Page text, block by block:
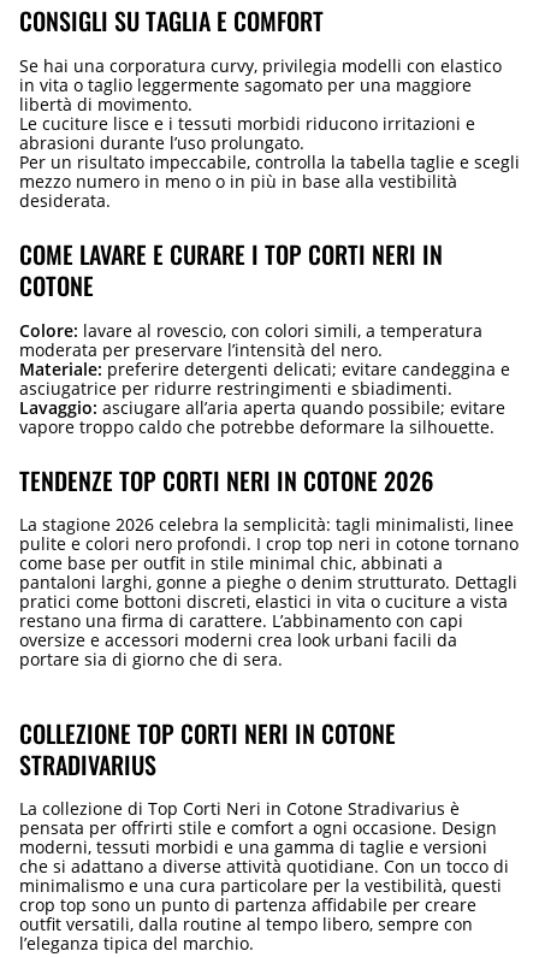
CONSIGLI SU TAGLIA E COMFORT
Se hai una corporatura curvy, privilegia modelli con elastico
in vita o taglio leggermente sagomato per una maggiore
libertà di movimento.
Le cuciture lisce e i tessuti morbidi riducono irritazioni e
abrasioni durante l’uso prolungato.
Per un risultato impeccabile, controlla la tabella taglie e scegli
mezzo numero in meno o in più in base alla vestibilità
desiderata.
COME LAVARE E CURARE I TOP CORTI NERI IN
COTONE
Colore: lavare al rovescio, con colori simili, a temperatura
moderata per preservare l’intensità del nero.
Materiale: preferire detergenti delicati; evitare candeggina e
asciugatrice per ridurre restringimenti e sbiadimenti.
Lavaggio: asciugare all’aria aperta quando possibile; evitare
vapore troppo caldo che potrebbe deformare la silhouette.
TENDENZE TOP CORTI NERI IN COTONE 2026
La stagione 2026 celebra la semplicità: tagli minimalisti, linee
pulite e colori nero profondi. I crop top neri in cotone tornano
come base per outfit in stile minimal chic, abbinati a
pantaloni larghi, gonne a pieghe o denim strutturato. Dettagli
pratici come bottoni discreti, elastici in vita o cuciture a vista
restano una firma di carattere. L’abbinamento con capi
oversize e accessori moderni crea look urbani facili da
portare sia di giorno che di sera.
COLLEZIONE TOP CORTI NERI IN COTONE
STRADIVARIUS
La collezione di Top Corti Neri in Cotone Stradivarius è
pensata per offrirti stile e comfort a ogni occasione. Design
moderni, tessuti morbidi e una gamma di taglie e versioni
che si adattano a diverse attività quotidiane. Con un tocco di
minimalismo e una cura particolare per la vestibilità, questi
crop top sono un punto di partenza affidabile per creare
outfit versatili, dalla routine al tempo libero, sempre con
l’eleganza tipica del marchio.